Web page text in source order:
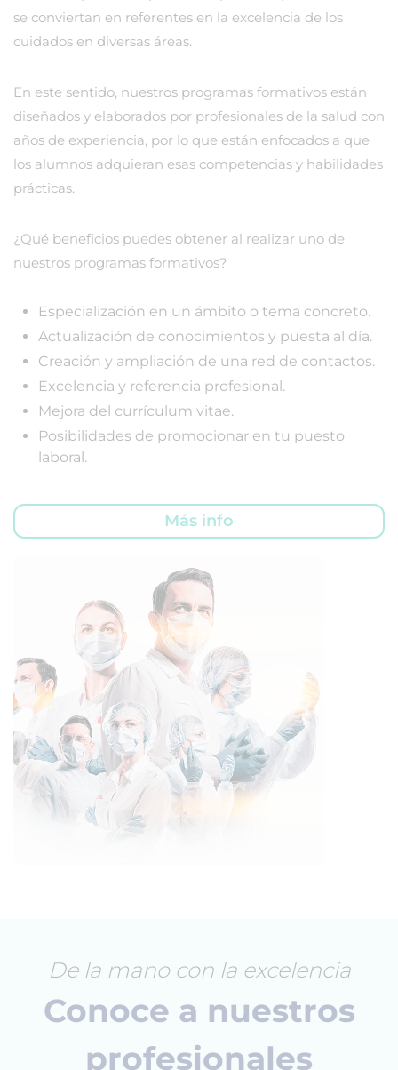
se conviertan en referentes en la excelencia de los
cuidados en diversas áreas.
En este sentido, nuestros programas formativos están
diseñados y elaborados por profesionales de la salud con
años de experiencia, por lo que están enfocados a que
los alumnos adquieran esas competencias y habilidades
prácticas.
¿Qué beneficios puedes obtener al realizar uno de
nuestros programas formativos?
Especialización en un ámbito o tema concreto.
Actualización de conocimientos y puesta al día.
Creación y ampliación de una red de contactos.
Excelencia y referencia profesional.
Mejora del currículum vitae.
Posibilidades de promocionar en tu puesto
laboral.
Más info
De la mano con la excelencia
Conoce a nuestros
profesionales